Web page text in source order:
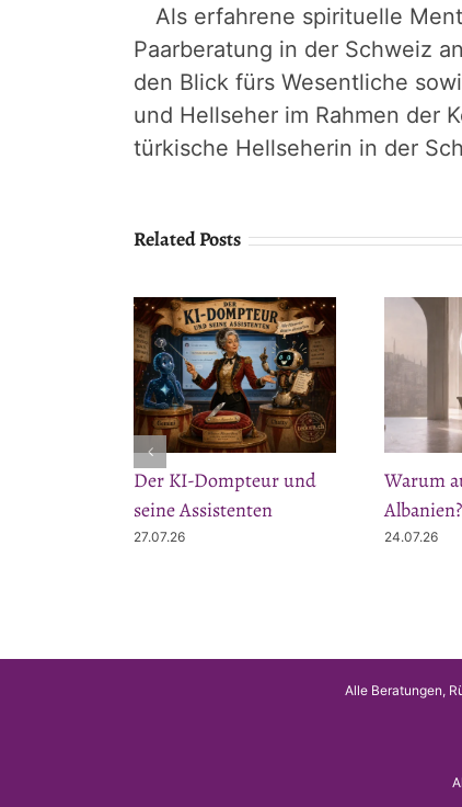
Als erfahrene spirituelle
Paarberatung in der Schweiz
den Blick fürs Wesentliche
und Hellseher im Rahmen der
türkische Hellseherin in der
Related Posts
Der KI-Dompteur und
seine Assistenten
27.07.26
Warum
Albanien?
24.07.26
Alle Beratungen,